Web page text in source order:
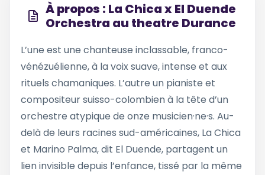
À propos : La Chica x El Duende
Orchestra au theatre Durance
L’une est une chanteuse inclassable, franco-
vénézuélienne, à la voix suave, intense et aux
rituels chamaniques. L’autre un pianiste et
compositeur suisso-colombien à la tête d’un
orchestre atypique de onze musicien·ne·s. Au-
delà de leurs racines sud-américaines, La Chica
et Marino Palma, dit El Duende, partagent un
lien invisible depuis l’enfance, tissé par la même